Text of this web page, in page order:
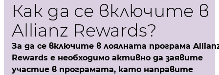
Как да се включите в
Allianz Rewards?
За да се включите в лоялната програма
Rewards е необходимо активно да заявите
участие в програмата, като направите